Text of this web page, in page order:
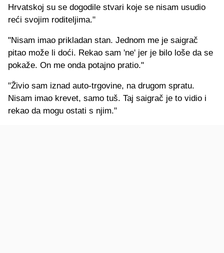
Hrvatskoj su se dogodile stvari koje se nisam usudio
reći svojim roditeljima."
"Nisam imao prikladan stan. Jednom me je saigrač
pitao može li doći. Rekao sam 'ne' jer je bilo loše da se
pokaže. On me onda potajno pratio."
"Živio sam iznad auto-trgovine, na drugom spratu.
Nisam imao krevet, samo tuš. Taj saigrač je to vidio i
rekao da mogu ostati s njim."